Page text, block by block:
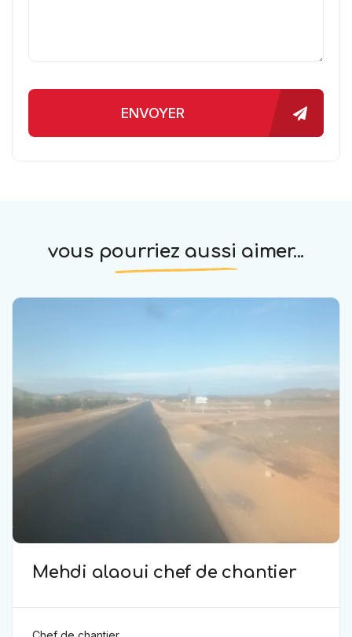
ENVOYER
vous pourriez aussi aimer...
Mehdi alaoui chef de chantier